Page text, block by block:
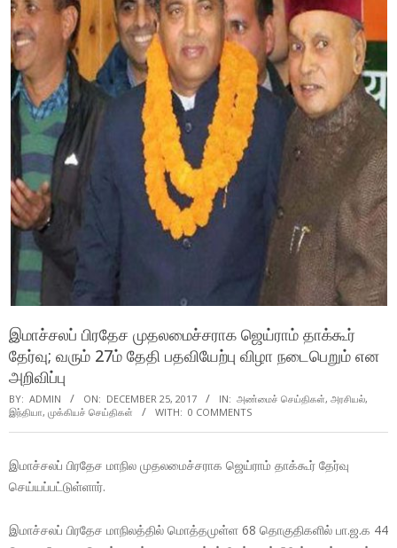
இமாச்சலப் பிரதேச முதலமைச்சராக ஜெய்ராம் தாக்கூர்
தேர்வு; வரும் 27ம் தேதி பதவியேற்பு விழா நடைபெறும் என
அறிவிப்பு
BY: ADMIN ON: DECEMBER 25, 2017 IN: அண்மைச் செய்திகள், அரசியல்,
இந்தியா, முக்கியச் செய்திகள் WITH: 0 COMMENTS
இமாச்சலப் பிரதேச மாநில முதலமைச்சராக ஜெய்ராம் தாக்கூர் தேர்வு
செய்யப்பட்டுள்ளார்.
இமாச்சலப் பிரதேச மாநிலத்தில் மொத்தமுள்ள 68 தொகுதிகளில் பா.ஜ.க 44